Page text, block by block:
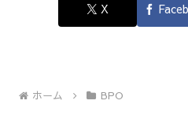
X
ホーム BPO